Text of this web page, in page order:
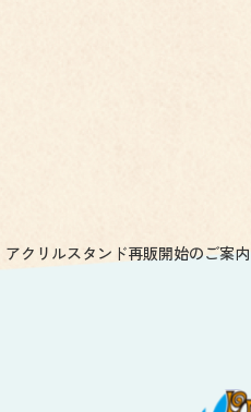
アクリルスタンド再販開始のご案内